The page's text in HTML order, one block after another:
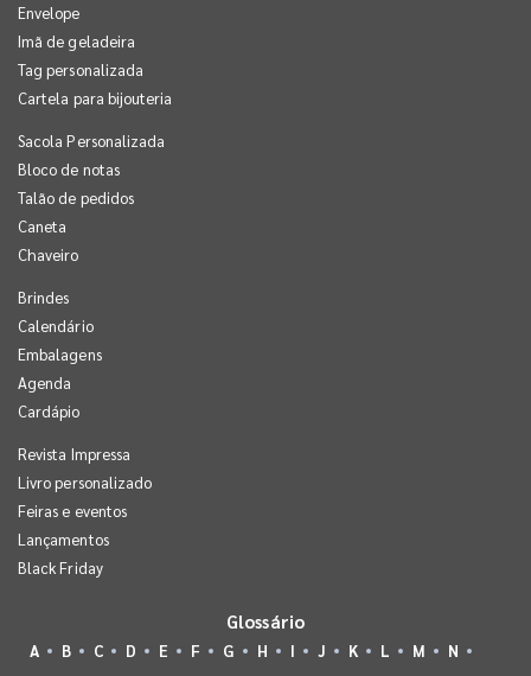
Envelope
Imã de geladeira
Tag personalizada
Cartela para bijouteria
Sacola Personalizada
Bloco de notas
Talão de pedidos
Caneta
Chaveiro
Brindes
Calendário
Embalagens
Agenda
Cardápio
Revista Impressa
Livro personalizado
Feiras e eventos
Lançamentos
Black Friday
Glossário
A B C D E F G H I J K L M
N